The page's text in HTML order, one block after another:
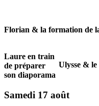
Florian & la formation de
Ulysse &
Laure en train
de préparer
son diaporama
Samedi 17 août